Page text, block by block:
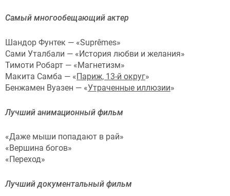
Самый многообещающий актер
Шандор Фунтек — «Suprêmes»
Сами Уталбали — «История любви и желания»
Тимоти Робарт — «Магнетизм»
Макита Самба — «Париж, 13-й округ»
Бенжамен Вуазен — «Утраченные иллюзии»
Лучший анимационный фильм
«Даже мыши попадают в рай»
«Вершина богов»
«Переход»
Лучший документальный фильм